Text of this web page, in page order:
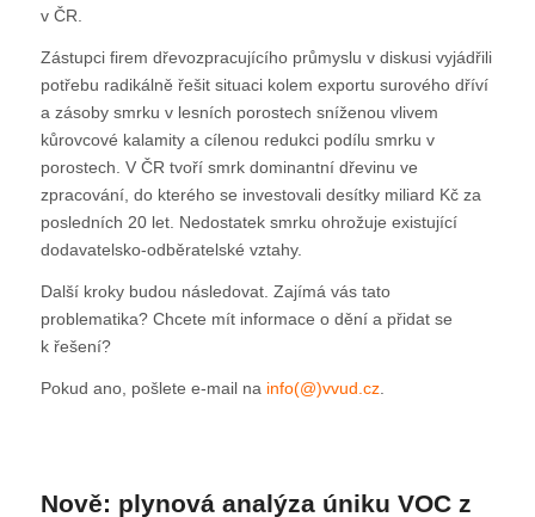
v ČR.
Zástupci firem dřevozpracujícího průmyslu v diskusi vyjádřili
potřebu radikálně řešit situaci kolem exportu surového dříví
a zásoby smrku v lesních porostech sníženou vlivem
kůrovcové kalamity a cílenou redukci podílu smrku v
porostech. V ČR tvoří smrk dominantní dřevinu ve
zpracování, do kterého se investovali desítky miliard Kč za
posledních 20 let. Nedostatek smrku ohrožuje existující
dodavatelsko-odběratelské vztahy.
Další kroky budou následovat. Zajímá vás tato
problematika? Chcete mít informace o dění a přidat se
k řešení?
Pokud ano, pošlete e-mail na info(@)vvud.cz.
Nově: plynová analýza úniku VOC z